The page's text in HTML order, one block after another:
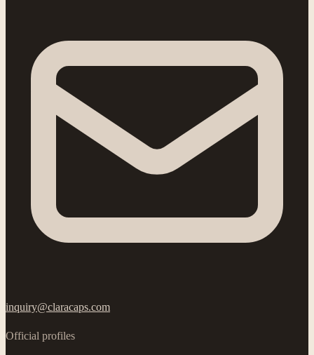
inquiry@claracaps.com
Official profiles